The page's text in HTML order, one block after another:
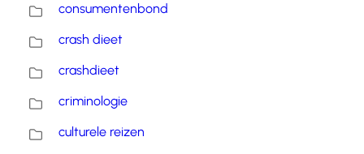
consumentenbond
crash dieet
crashdieet
criminologie
culturele reizen